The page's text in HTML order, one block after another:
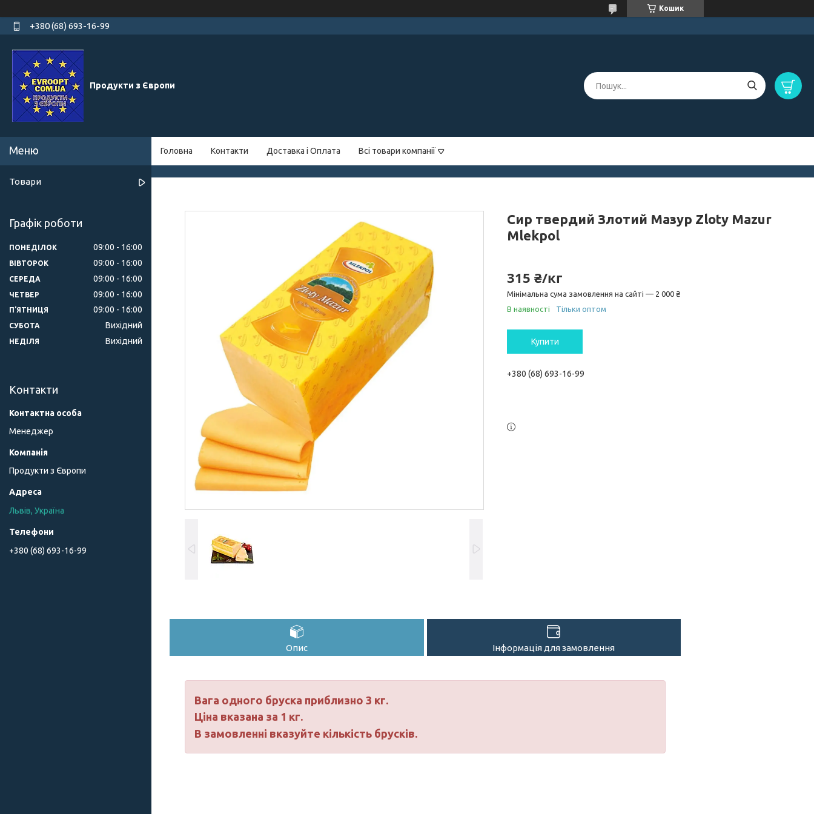
Кошик
+380 (68) 693-16-99
Продукти з Європи
Головна Контакти Доставка і Оплата Всі товари компанії
Сир твердий Злотий Мазур Zloty Mazur
Mlekpol
315 ₴/кг
Мінімальна сума замовлення на сайті — 2 000 ₴
В наявності
Тільки оптом
Купити
+380 (68) 693-16-99
Опис Інформація для замовлення
Вага одного бруска приблизно 3 кг.
Ціна вказана за 1 кг.
В замовленні вказуйте кількість брусків.
Товари
Графік роботи
ПОНЕДІЛОК 09:00 16:00
ВІВТОРОК 09:00 16:00
СЕРЕДА 09:00 16:00
ЧЕТВЕР 09:00 16:00
ПʼЯТНИЦЯ 09:00 16:00
СУБОТА Вихідний
НЕДІЛЯ Вихідний
Контакти
Менеджер
Продукти з Європи
Львів, Україна
+380 (68) 693-16-99